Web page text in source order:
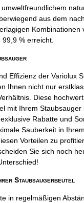
aus dem
Kombinationen
% erreicht.
Effizienz der Variolux
Ihnen nicht nur
Diese
mit Ihrem
Rabatte und
Sauberkeit in
Vorteilen zu
Sie sich noch
Staubsaugerbeutel
in regelmäßigen